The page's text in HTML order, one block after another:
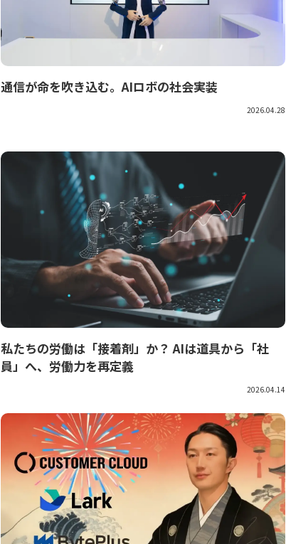
通信が命を吹き込む。AIロボの社会実装
2026.04.28
私たちの労働は「接着剤」か？ AIは道具から「社
員」へ、労働力を再定義
2026.04.14